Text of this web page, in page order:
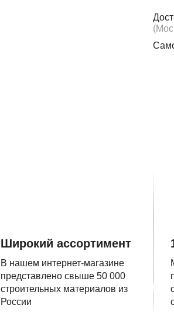
Широкий ассортимент
В нашем интернет-магазине
представлено свыше 50 000
строительных материалов из
России